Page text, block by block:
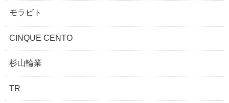
モラビト
CINQUE CENTO
杉山輪業
TR